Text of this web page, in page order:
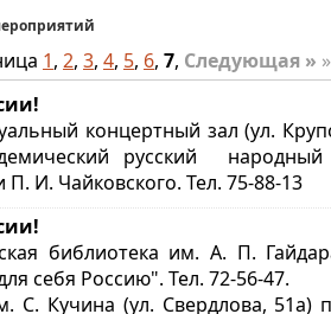
1, 2, 3, 4, 5, 6, 7, Следующая » »
концертный зал (ул.
русский
И. Чайковского. Тел. 75-88-13
библиотека им. А. П.
себя Россию". Тел. 72-56-47.
С. Кучина (ул. Свердлова, 51а)